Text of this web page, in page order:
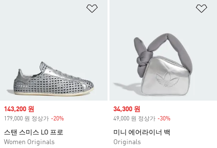
Sale price
143,200 원
179,000 원 정상가 -20%
스탠 스미스 LO 프로
Women Originals
Sale price
34,300 원
49,000 원 정상가 -30%
미니 에어라이너 백
Originals